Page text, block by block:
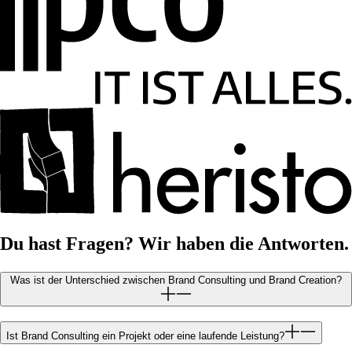
Du hast Fragen? Wir haben die Antworten.
Was ist der Unterschied zwischen Brand Consulting und Brand Creation?
Ist Brand Consulting ein Projekt oder eine laufende Leistung?